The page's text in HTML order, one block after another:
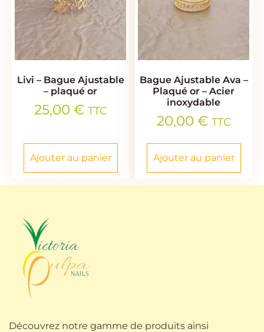
Livi – Bague Ajustable
– plaqué or
25,00 € TTC
Ajouter au panier
Bague Ajustable Ava –
Plaqué or – Acier
inoxydable
20,00 € TTC
Ajouter au panier
Découvrez notre gamme de produits ainsi